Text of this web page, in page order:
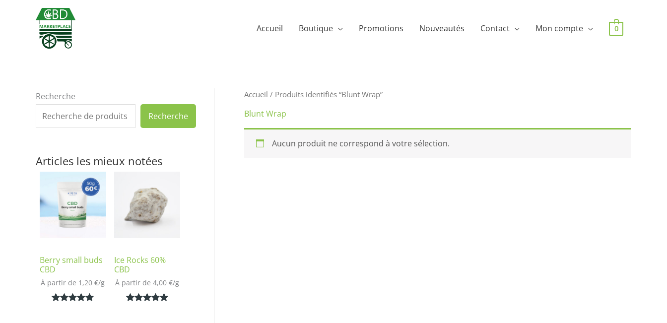
Accueil Boutique Promotions Nouveautés Contact Mon compte 0
Recherche
Recherche
Articles les mieux notées
Berry small buds
CBD
À partir de 1,20€/g
Ice Rocks 60%
CBD
À partir de 4,00 €/g
Accueil / Produits identifiés “Blunt Wrap”
Blunt Wrap
Aucun produit ne correspond à votre sélection.